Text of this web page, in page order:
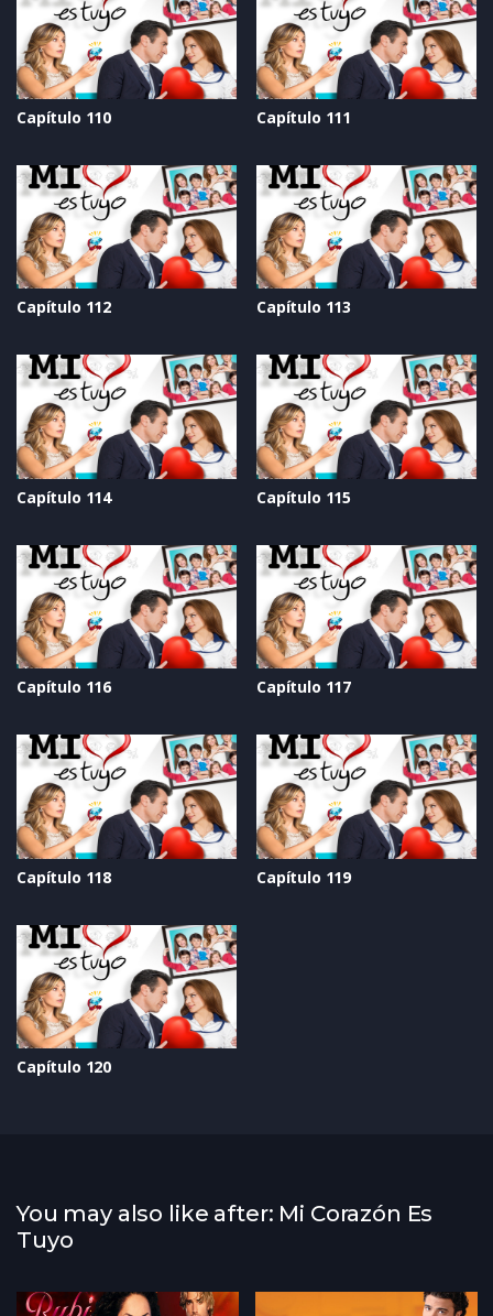
Capítulo 110 Capítulo 111
Capítulo 112 Capítulo 113
Capítulo 114 Capítulo 115
Capítulo 116 Capítulo 117
Capítulo 118 Capítulo 119
Capítulo 120
You may also like after: Mi Corazón Es
Tuyo